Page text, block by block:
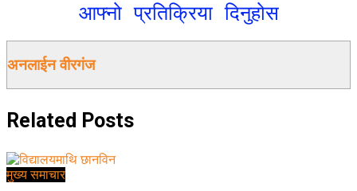
आफ्नो प्रतिक्रिया दिनुहोस
अनलाईन वीरगंज
Related Posts
मुख्य समाचार